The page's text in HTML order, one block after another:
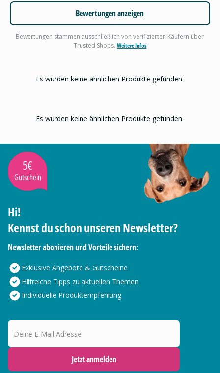
Bewertungen anzeigen
Bewertungen stammen ausschließlich von verifizierten Käufern über
Trusted Shops. Weitere Infos
Es wurden keine ähnlichen Produkte gefunden.
Es wurden keine ähnlichen Produkte gefunden.
5€
Gutschein
Hi!
Kennst du schon unseren Newsletter?
Newsletter abonieren und Vorteile sichern:
Exklusive Angebote & Gutscheine
Hilfreiche Tipps zu aktuellen Themen
Individuelle Produktempfehlung
Deine E-Mail Adresse
Jetzt anmelden